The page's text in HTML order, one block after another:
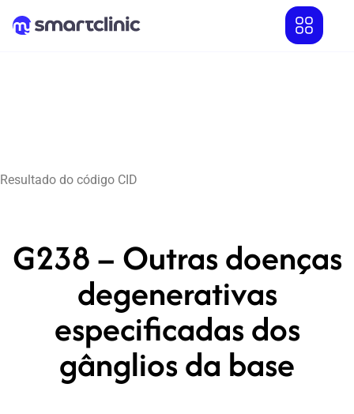
Resultado do código CID
G238 – Outras doenças
degenerativas
especificadas dos
gânglios da base